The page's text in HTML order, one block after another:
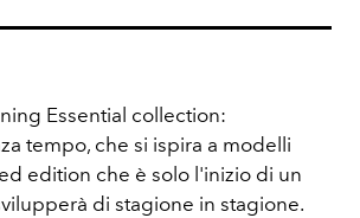
Essential collection:
tempo, che si ispira a modelli
edition che è solo l'inizio di un
di stagione in stagione.